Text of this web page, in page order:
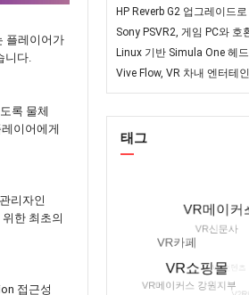
플레이어가
니다.
록 물체
이어에게
리자인
한 최초의
접근성
태그